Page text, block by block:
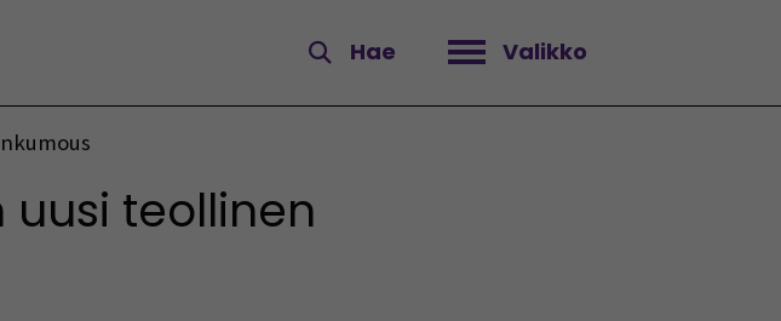
Hae Valikko
Avaa valikko
teollinen